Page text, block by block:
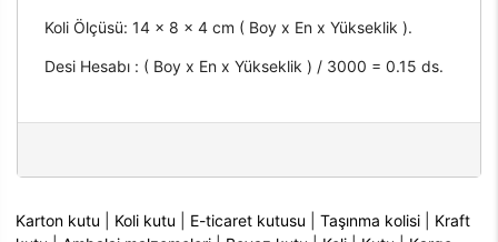
Koli Ölçüsü: 14 x 8 x 4 cm ( Boy x En x Yükseklik ).
Desi Hesabı : ( Boy x En x Yükseklik ) / 3000 = 0.15 ds.
Karton kutu Koli kutu E-ticaret kutusu |Taşınma kolisi
Kraft